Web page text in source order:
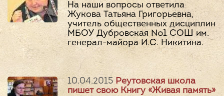
На наши вопросы ответила
Жукова Татьяна Григорьевна,
учитель общественных дисциплин
МБОУ Дубровская №1 СОШ им.
генерал-майора И.С. Никитина.
10.04.2015 Реутовская школа
пишет свою Книгу «Живая память»